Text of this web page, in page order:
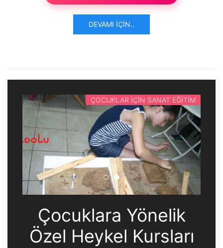
DEVAMI İÇIN..
ÇOCUKLAR İÇIN SANAT EĞITIM
Çocuklara Yönelik Özel
Çocuklara Yönelik Özel
Çocuklara Yönelik
Özel Heykel Kursları